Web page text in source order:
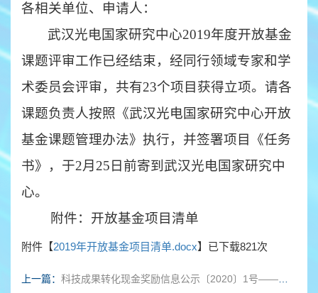
各相关单位、申请人：
武汉光电国家研究中心2019年度开放基金
课题评审工作已经结束，经同行领域专家和学
术委员会评审，共有23个项目获得立项。请各
课题负责人按照《武汉光电国家研究中心开放
基金课题管理办法》执行，并签署项目《任务
书》，于2月 25 日前寄到武汉光电国家研究中
心。
附件：开放基金项目清单
附件【2019年开放基金项目清单.docx】已下载821次
上一篇： 科技成果转化现金奖励信息公示〔2020〕1号——先进高级调制格式信号产生和检测装置